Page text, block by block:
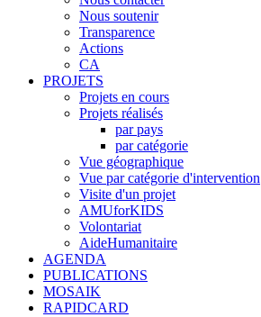
Nous soutenir
Transparence
Actions
CA
PROJETS
Projets en cours
Projets réalisés
par pays
par catégorie
Vue géographique
Vue par catégorie d'intervention
Visite d'un projet
AMUforKIDS
Volontariat
AideHumanitaire
AGENDA
PUBLICATIONS
MOSAIK
RAPIDCARD